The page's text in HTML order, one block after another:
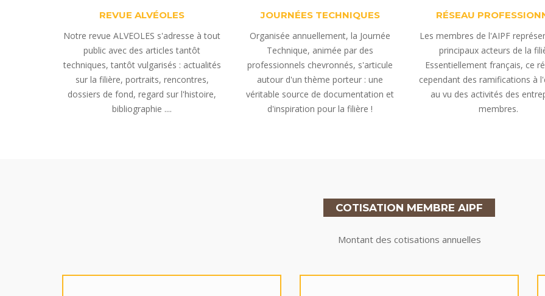
REVUE ALVÉOLES
Notre revue ALVEOLES s'adresse à tout
public avec des articles tantôt
techniques, tantôt vulgarisés : actualités
sur la filière, portraits, rencontres,
dossiers de fond, regard sur l'histoire,
bibliographie ....
JOURNÉES TECHNIQUES
Organisée annuellement, la Journée
Technique, animée par des
professionnels chevronnés, s'articule
autour d'un thème porteur : une
véritable source de documentation et
d'inspiration pour la filière !
RÉSEAU
Les membres de l'AIPF
principaux acteurs de la
Essentiellement français, ce
cependant des ramifications à
au vu des activités des
membres.
COTISATION MEMBRE AIPF
Montant des cotisations annuelles